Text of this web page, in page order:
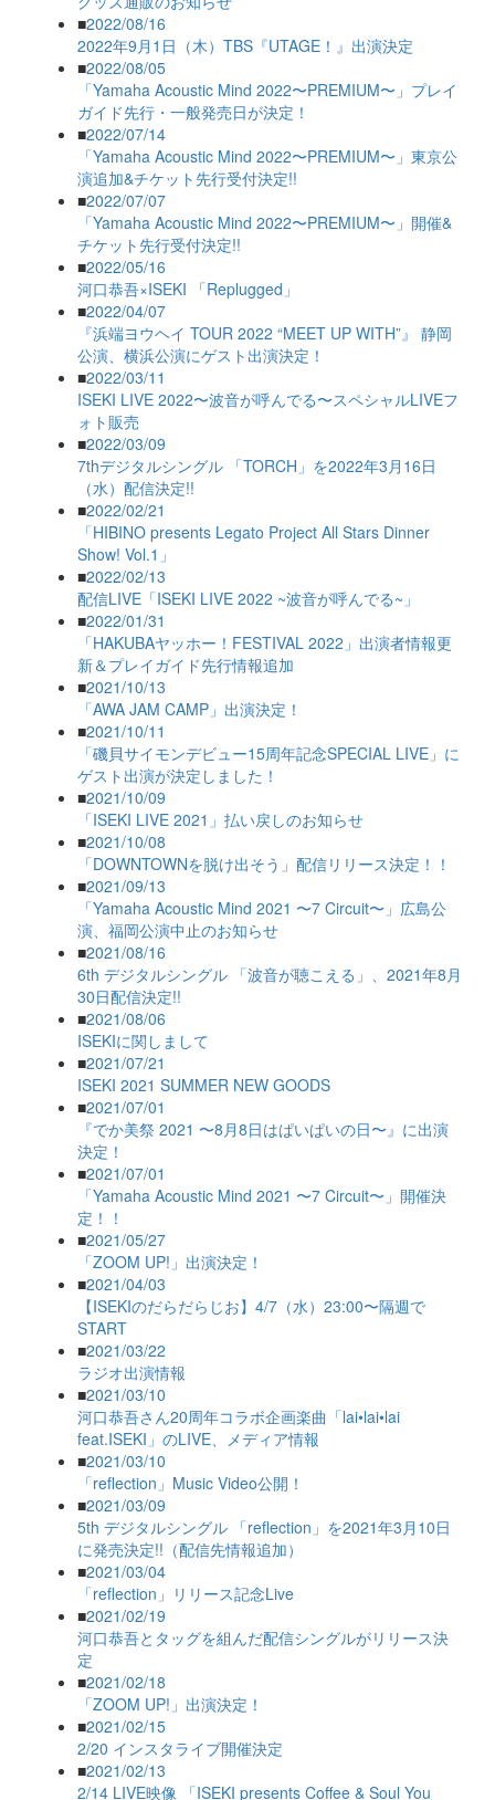
■2022/08/16
2022年9月1日（木）TBS『UTAGE！』出演決定
■2022/08/05
「Yamaha Acoustic Mind 2022〜PREMIUM〜」プレイ
ガイド先行・一般発売日が決定！
■2022/07/14
「Yamaha Acoustic Mind 2022〜PREMIUM〜」東京公
演追加&チケット先行受付決定!!
■2022/07/07
「Yamaha Acoustic Mind 2022〜PREMIUM〜」開催&
チケット先行受付決定!!
■2022/05/16
河口恭吾×ISEKI 「Replugged」
■2022/04/07
『浜端ヨウヘイ TOUR 2022 “MEET UP WITH”』 静岡
公演、横浜公演にゲスト出演決定！
■2022/03/11
ISEKI LIVE 2022〜波音が呼んでる〜スペシャルLIVEフ
ォト販売
■2022/03/09
7thデジタルシングル 「TORCH」を2022年3月16日
（水）配信決定!!
■2022/02/21
「HIBINO presents Legato Project All Stars Dinner
Show! Vol.1」
■2022/02/13
配信LIVE「ISEKI LIVE 2022 ~波音が呼んでる~」
■2022/01/31
「HAKUBAヤッホー！FESTIVAL 2022」出演者情報更
新＆プレイガイド先行情報追加
■2021/10/13
「AWA JAM CAMP」出演決定！
■2021/10/11
「磯貝サイモンデビュー15周年記念SPECIAL LIVE」に
ゲスト出演が決定しました！
■2021/10/09
「ISEKI LIVE 2021」払い戻しのお知らせ
■2021/10/08
「DOWNTOWNを脱け出そう」配信リリース決定！！
■2021/09/13
「Yamaha Acoustic Mind 2021 〜7 Circuit〜」広島公
演、福岡公演中止のお知らせ
■2021/08/16
6th デジタルシングル 「波音が聴こえる」、2021年8月
30日配信決定!!
■2021/08/06
ISEKIに関しまして
■2021/07/21
ISEKI 2021 SUMMER NEW GOODS
■2021/07/01
『でか美祭 2021 〜8月8日はぱいぱいの日〜』に出演
決定！
■2021/07/01
「Yamaha Acoustic Mind 2021 〜7 Circuit〜」開催決
定！！
■2021/05/27
「ZOOM UP!」出演決定！
■2021/04/03
【ISEKIのだらだらじお】4/7（水）23:00〜隔週で
START
■2021/03/22
ラジオ出演情報
■2021/03/10
河口恭吾さん20周年コラボ企画楽曲「lai•lai•lai
feat.ISEKI」のLIVE、メディア情報
■2021/03/10
「reflection」Music Video公開！
■2021/03/09
5th デジタルシングル 「reflection」を2021年3月10日
に発売決定!!（配信先情報追加）
■2021/03/04
「reflection」リリース記念Live
■2021/02/19
河口恭吾とタッグを組んだ配信シングルがリリース決
定
■2021/02/18
「ZOOM UP!」出演決定！
■2021/02/15
2/20 インスタライブ開催決定
■2021/02/13
2/14 LIVE映像 「ISEKI presents Coffee & Soul You